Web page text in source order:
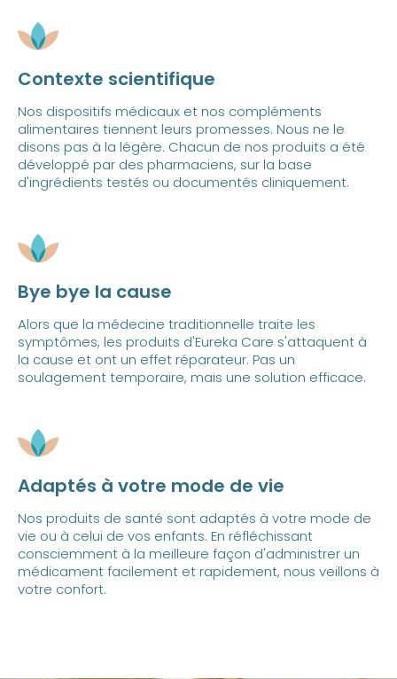
Contexte scientifique
Nos dispositifs médicaux et nos compléments
alimentaires tiennent leurs promesses. Nous ne le
disons pas à la légère. Chacun de nos produits a été
développé par des pharmaciens, sur la base
d'ingrédients testés ou documentés cliniquement.
Bye bye la cause
Alors que la médecine traditionnelle traite les
symptômes, les produits d'Eureka Care s'attaquent à
la cause et ont un effet réparateur. Pas un
soulagement temporaire, mais une solution efficace.
Adaptés à votre mode de vie
Nos produits de santé sont adaptés à votre mode de
vie ou à celui de vos enfants. En réfléchissant
consciemment à la meilleure façon d'administrer un
médicament facilement et rapidement, nous veillons à
votre confort.